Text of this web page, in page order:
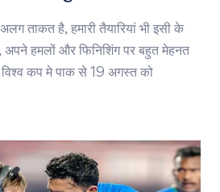
अलग ताकत है, हमारी तैयारियां भी इसी के
हमलों और फिनिशिंग पर बहुत मेहनत
विश्व कप मे पाक से 19 अगस्त को